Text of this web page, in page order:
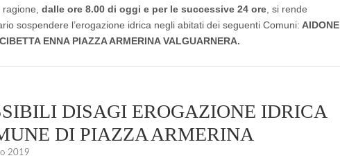
dalle ore 8.00 di oggi e per le successive 24 ore , si rende
sospendere l’erogazione idrica negli abitati dei seguenti Comuni: AIDONE
ENNA PIAZZA ARMERINA VALGUARNERA.
DISAGI EROGAZIONE IDRICA
DI PIAZZA ARMERINA
2019